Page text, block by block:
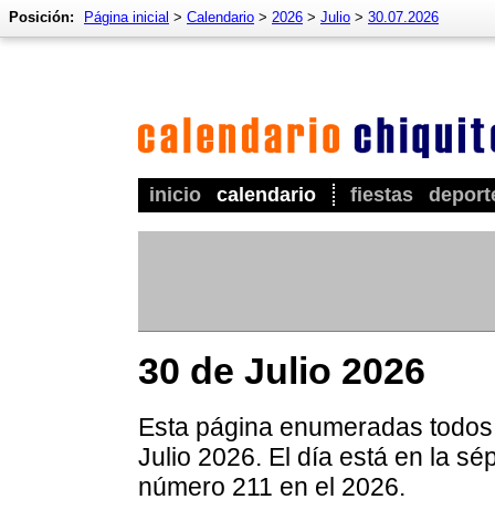
inicio calendario fiestas
Posición: Página inicial > Calendario > 2026 > Julio > 30.07.2026
30 de Julio 2026
Esta página enumeradas
Julio 2026. El día está en la
número 211 en el 2026.